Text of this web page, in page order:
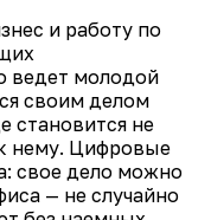
и работу по
ведет молодой
своим делом
становится не
нему. Цифровые
свое дело можно
— не случайно